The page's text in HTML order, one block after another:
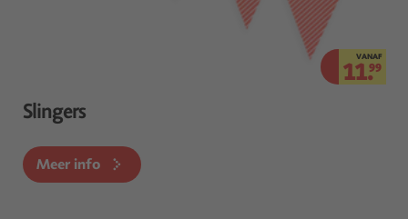
VANAF
11.99
Slingers
Meer info